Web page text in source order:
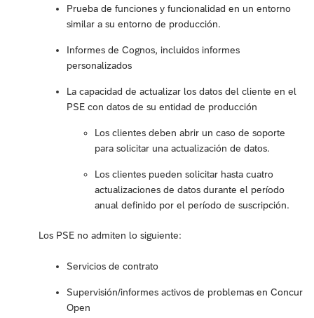
Prueba de funciones y funcionalidad en un entorno
similar a su entorno de producción.
Informes de Cognos, incluidos informes
personalizados
La capacidad de actualizar los datos del cliente en el
PSE con datos de su entidad de producción
Los clientes deben abrir un caso de soporte
para solicitar una actualización de datos.
Los clientes pueden solicitar hasta cuatro
actualizaciones de datos durante el período
anual definido por el período de suscripción.
Los PSE no admiten lo siguiente:
Servicios de contrato
Supervisión/informes activos de problemas en Concur
Open